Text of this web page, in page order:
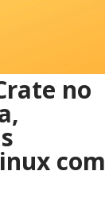
no
com